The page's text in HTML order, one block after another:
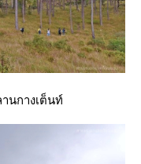
นกางเต็นท์